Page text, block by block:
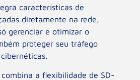
características de
diretamente na rede,
gerenciar e otimizar o
proteger seu tráfego
combina a flexibilidade de SD-